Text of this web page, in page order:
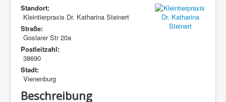
Standort:
Kleintierpraxis Dr. Katharina Steinert
Straße:
Goslarer Str 20a
Postleitzahl:
38690
Stadt:
Vienenburg
Beschreibung